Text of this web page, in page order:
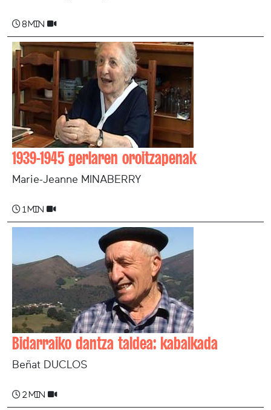
8 min
1939-1945 gerlaren oroitzapenak
Marie-Jeanne MINABERRY
1 min
Bidarraiko dantza taldea: kabalkada
Beñat DUCLOS
2 min